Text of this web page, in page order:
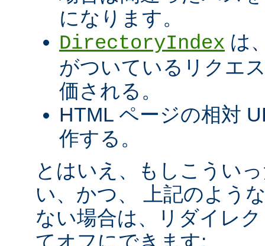
になります。
DirectoryIndex は
がついているリクエ
価される。
HTML ページの相対
作する。
とはいえ、もしこうい
い、かつ、 上記のよう
ない場合は、リダイレ
てオフにできます: